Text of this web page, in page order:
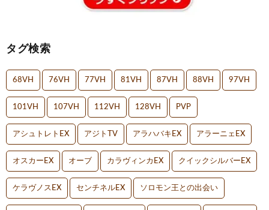
タグ検索
68VH 76VH 77VH 81VH 87VH 88VH 97VH
101VH 107VH 112VH 128VH PVP
アシュトレトEX アジトTV アラハバキEX アラーニェEX
オスカーEX オーブ カラヴィンカEX クイックシルバーEX
ケラヴノスEX センチネルEX ソロモン王との出会い